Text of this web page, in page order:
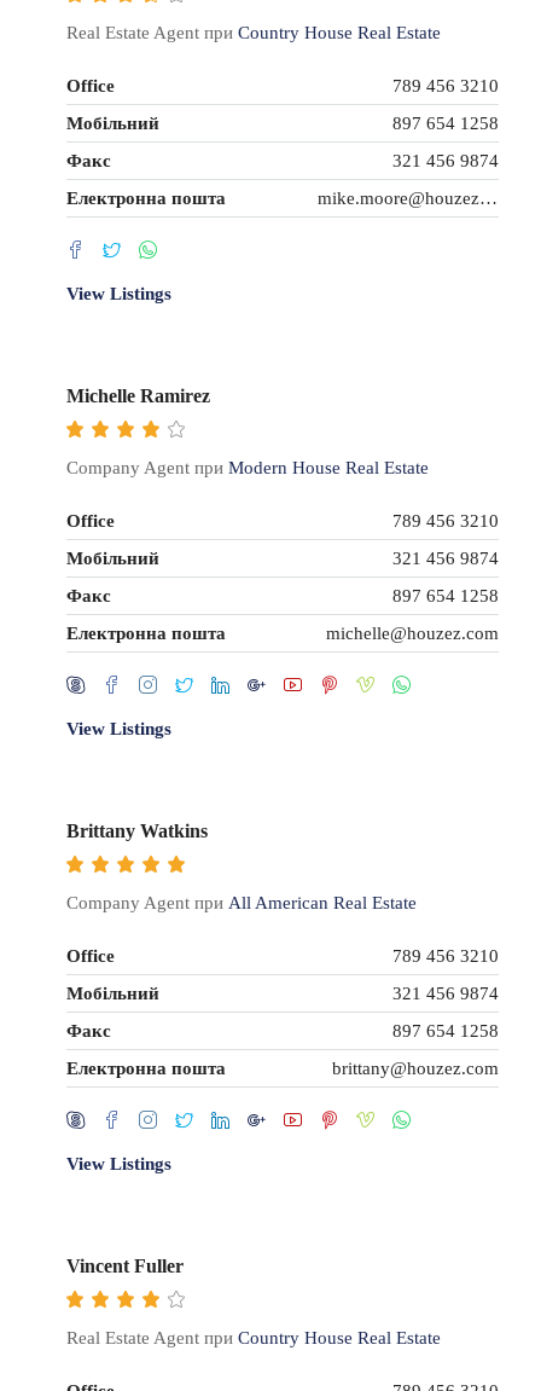
Real Estate Agent при Country House Real Estate
Office
789 456 3210
Мобільний
897 654 1258
Факс
321 456 9874
Електронна пошта
mike.moore@houzez.co
View Listings
Michelle Ramirez
Company Agent при Modern House Real Estate
Office
789 456 3210
Мобільний
321 456 9874
Факс
897 654 1258
Електронна пошта
michelle@houzez.com
View Listings
Brittany Watkins
Company Agent при All American Real Estate
Office
789 456 3210
Мобільний
321 456 9874
Факс
897 654 1258
Електронна пошта
brittany@houzez.com
View Listings
Vincent Fuller
Real Estate Agent при Country House Real Estate